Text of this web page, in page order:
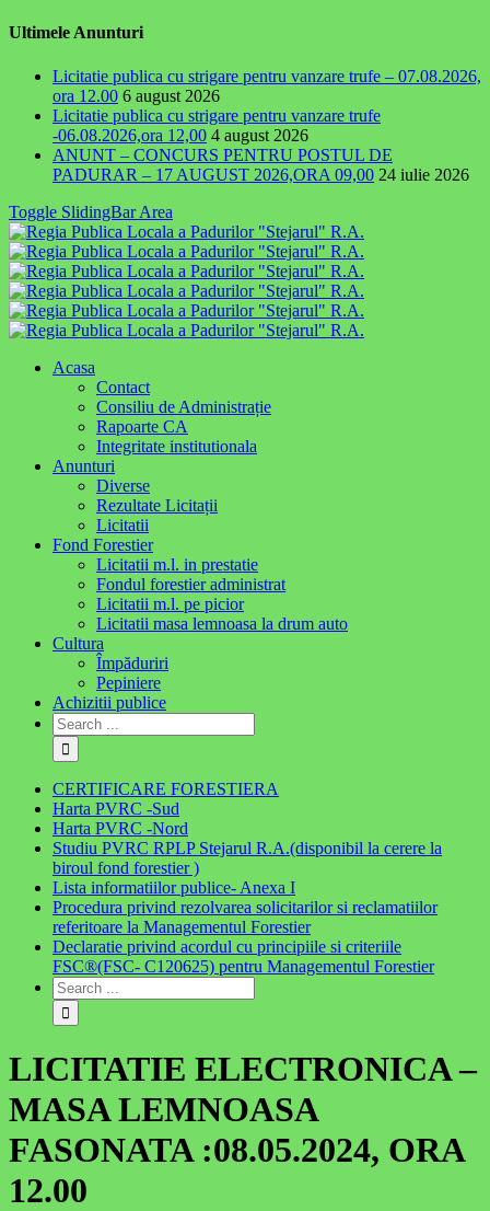
Ultimele Anunturi
Licitatie publica cu strigare pentru vanzare trufe – 07.08.2026,
ora 12.00 6 august 2026
Licitatie publica cu strigare pentru vanzare trufe
-06.08.2026,ora 12,00 4 august 2026
ANUNT – CONCURS PENTRU POSTUL DE
PADURAR – 17 AUGUST 2026,ORA 09,00 24 iulie 2026
Toggle SlidingBar Area
Acasa
Contact
Consiliu de Administrație
Rapoarte CA
Integritate institutionala
Anunturi
Diverse
Rezultate Licitații
Licitatii
Fond Forestier
Licitatii m.l. in prestatie
Fondul forestier administrat
Licitatii m.l. pe picior
Licitatii masa lemnoasa la drum auto
Cultura
Împăduriri
Pepiniere
Achizitii publice
CERTIFICARE FORESTIERA
Harta PVRC -Sud
Harta PVRC -Nord
Studiu PVRC RPLP Stejarul R.A.(disponibil la cerere la
biroul fond forestier )
Lista informatiilor publice- Anexa I
Procedura privind rezolvarea solicitarilor si reclamatiilor
referitoare la Managementul Forestier
Declaratie privind acordul cu principiile si criteriile
FSC®(FSC- C120625) pentru Managementul Forestier
LICITATIE ELECTRONICA –
MASA LEMNOASA
FASONATA :08.05.2024, ORA
12.00